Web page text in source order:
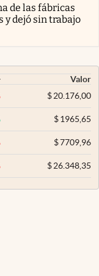
de las fábricas
dejó sin trabajo
Valor
$20.176,00
$1965,65
$7709,96
$26.348,35